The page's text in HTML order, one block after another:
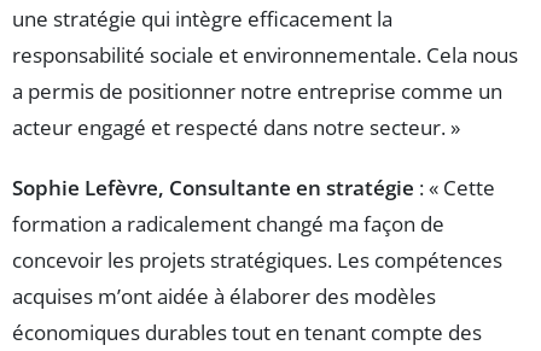
une stratégie qui intègre efficacement la
responsabilité sociale et environnementale. Cela nous
a permis de positionner notre entreprise comme un
acteur engagé et respecté dans notre secteur. »
Sophie Lefèvre, Consultante en stratégie : « Cette
formation a radicalement changé ma façon de
concevoir les projets stratégiques. Les compétences
acquises m’ont aidée à élaborer des modèles
économiques durables tout en tenant compte des